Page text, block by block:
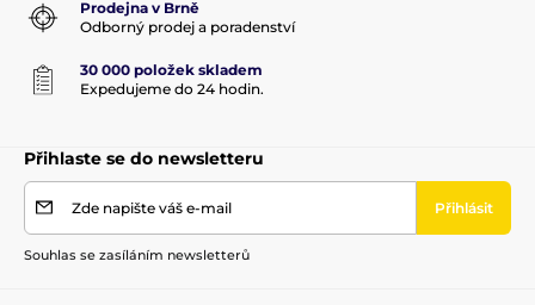
Prodejna v Brně
Odborný prodej a poradenství
30 000 položek skladem
Expedujeme do 24 hodin.
Přihlaste se do newsletteru
Zde napište váš e-mail Přihlásit
Souhlas se zasíláním newsletterů